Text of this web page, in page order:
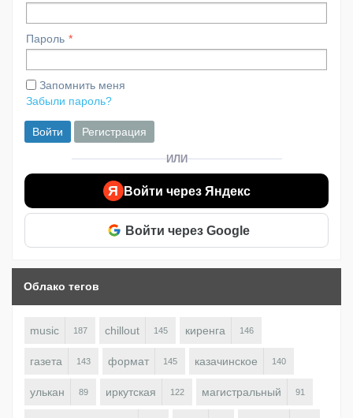
Пароль
Запомнить меня
Забыли пароль?
Войти Регистрация
ИЛИ
Я Войти через Яндекс
Войти через Google
Облако тегов
music 187 chillout 145 киренга 146
газета 143 формат 145 казачинское 140
улькан 89 иркутская 122 магистральный 91